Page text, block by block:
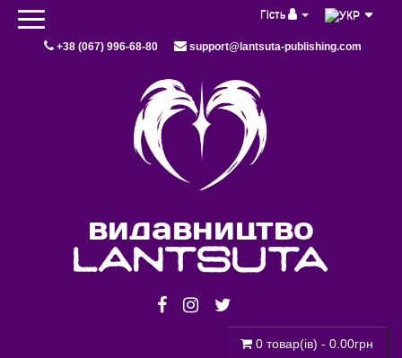
Гість
+38 (067) 996-68-80 support@lantsuta-publishing.com
видавництво
lantsuta
0 товар(ів) - 0.00грн